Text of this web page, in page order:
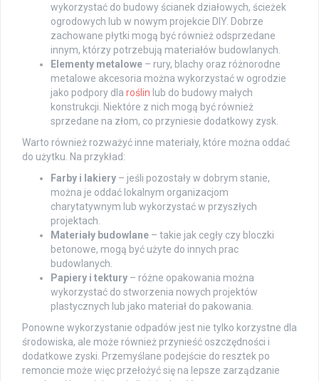
wykorzystać do budowy ścianek działowych, ścieżek
ogrodowych lub w nowym projekcie DIY. Dobrze
zachowane płytki mogą być również odsprzedane
innym, którzy potrzebują materiałów budowlanych.
Elementy metalowe – rury, blachy oraz różnorodne
metalowe akcesoria można wykorzystać w ogrodzie
jako podpory dla roślin lub do budowy małych
konstrukcji. Niektóre z nich mogą być również
sprzedane na złom, co przyniesie dodatkowy zysk.
Warto również rozważyć inne materiały, które można oddać
do użytku. Na przykład:
Farby i lakiery – jeśli pozostały w dobrym stanie,
można je oddać lokalnym organizacjom
charytatywnym lub wykorzystać w przyszłych
projektach.
Materiały budowlane – takie jak cegły czy bloczki
betonowe, mogą być użyte do innych prac
budowlanych.
Papiery i tektury – różne opakowania można
wykorzystać do stworzenia nowych projektów
plastycznych lub jako materiał do pakowania.
Ponowne wykorzystanie odpadów jest nie tylko korzystne dla
środowiska, ale może również przynieść oszczędności i
dodatkowe zyski. Przemyślane podejście do resztek po
remoncie może więc przełożyć się na lepsze zarządzanie